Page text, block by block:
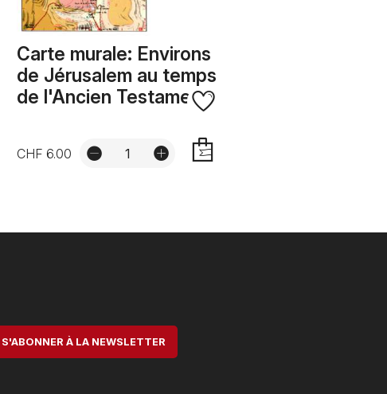
Carte murale: Environs
de Jérusalem au temps
de l'Ancien Testament
CHF 6.00
S'ABONNER À LA NEWSLETTER